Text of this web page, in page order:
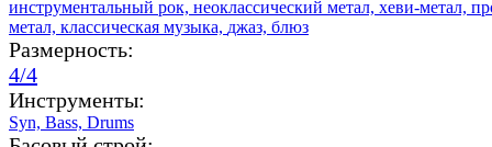
инструментальный рок, неоклассический метал, хеви-метал,
метал, классическая музыка, джаз, блюз
Размерность:
4/4
Инструменты:
Syn, Bass, Drums